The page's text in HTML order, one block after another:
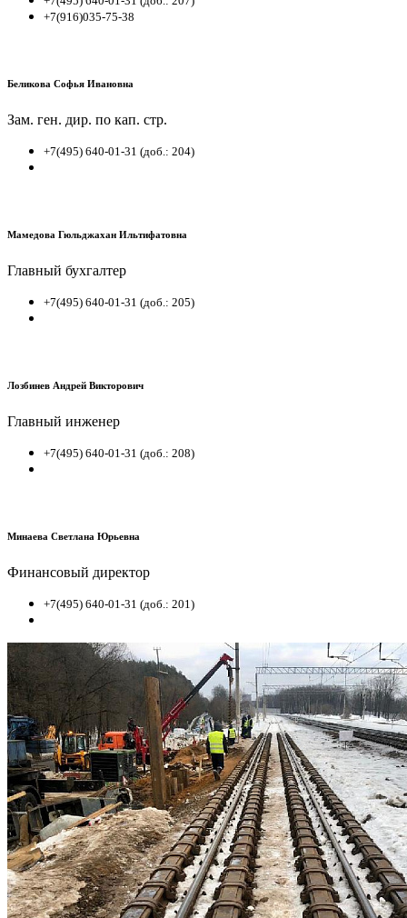
+7(916)035-75-38
Беликова Софья Ивановна
Зам. ген. дир. по кап. стр.
+7(495) 640-01-31 (доб.: 204)
Мамедова Гюльджахан Ильтифатовна
Главный бухгалтер
+7(495) 640-01-31 (доб.: 205)
Лозбинев Андрей Викторович
Главный инженер
+7(495) 640-01-31 (доб.: 208)
Минаева Светлана Юрьевна
Финансовый директор
+7(495) 640-01-31 (доб.: 201)